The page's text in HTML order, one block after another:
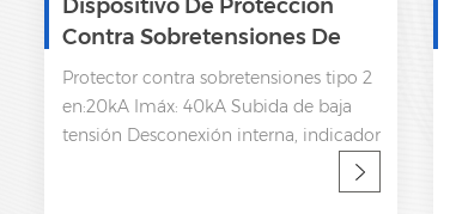
Dispositivo De Protección
Contra Sobretensiones De
Corriente Alterna Trifásica
SPD 385V
Protector contra sobretensiones tipo 2
en:20kA Imáx: 40kA Subida de baja
tensión Desconexión interna, indicador
de estatua y señalización remota CEI